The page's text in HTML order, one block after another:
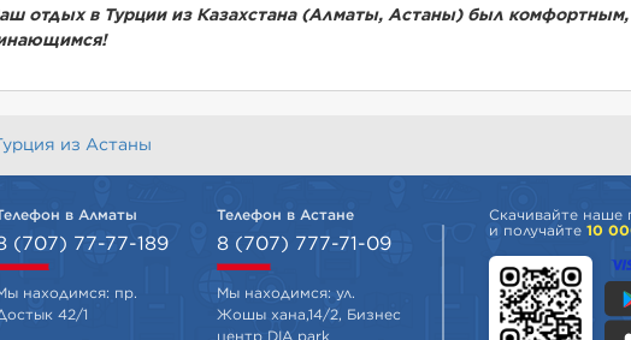
отдых в Турции из Казахстана (Алматы, Астаны) был
из Астаны
в Алматы
(707) 77-77-189
находимся: пр.
42/1
Телефон в Астане
8 (707) 777-71-09
Мы находимся: ул.
Жошы хана,14/2, Бизнес
центр DIA park
Скачивайте наше
и получайте10